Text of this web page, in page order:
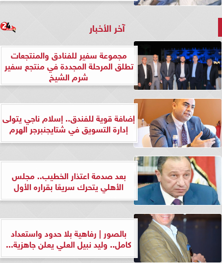
آخر الأخبار
مجموعة سفير للفنادق والمنتجعات
تطلق المرحلة المجددة في منتجع سفير
شرم الشيخ
إضافة قوية للفندق.. إسلام ناجي يتولى
إدارة التسويق في شتايجنبرجر الهرم
بعد صدمة اعتذار الخطيب.. مجلس
الأهلي يتحرك سريعًا بقراره الأول
بالصور | رفاهية بلا حدود واستعداد
كامل.. وليد نبيل العلي يعلن جاهزية...